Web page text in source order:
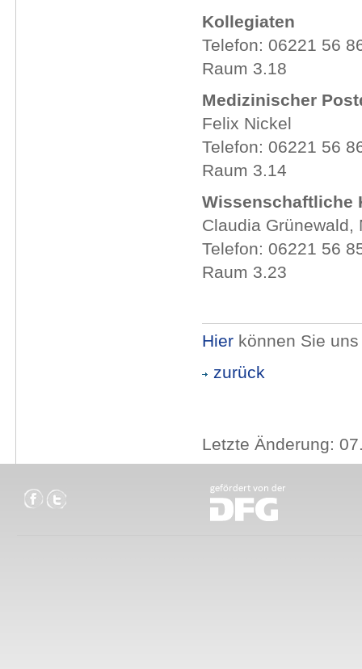
Kollegiaten
Telefon: 06221 56
Raum 3.18
Medizinischer
Felix Nickel
Telefon: 06221 56
Raum 3.14
Wissenschaftliche
Claudia Grünewald,
Telefon: 06221 56
Raum 3.23
Hier können Sie
zurück
Letzte Änderung: